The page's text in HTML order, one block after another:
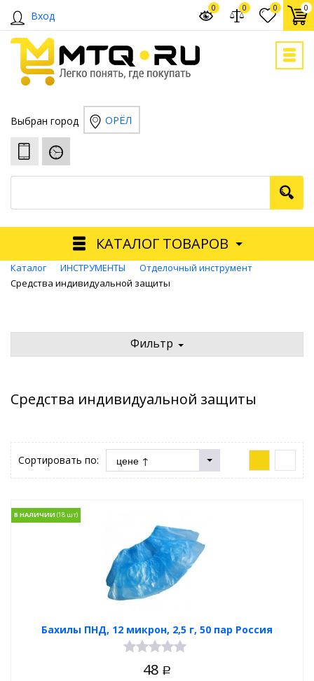
Вход
0 0
0 0
Выбран город ОРЁЛ
КАТАЛОГ ТОВАРОВ
Каталог ИНСТРУМЕНТЫ
Отделочный инструмент
Средства индивидуальной защиты
Фильтр
Средства индивидуальной защиты
Сортировать по:
Бахилы ПНД, 12 микрон, 2,5 г, 50 пар Россия
В НАЛИЧИИ
48 Р